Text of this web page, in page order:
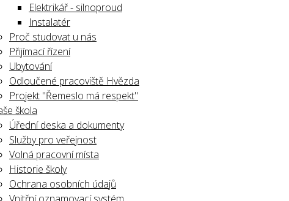
Elektrikář - silnoproud
Instalatér
Proč studovat u nás
Přijímací řízení
Ubytování
Odloučené pracoviště Hvězda
Projekt "Řemeslo má respekt"
škola
Úřední deska a dokumenty
Služby pro veřejnost
Volná pracovní místa
Historie školy
Ochrana osobních údajů